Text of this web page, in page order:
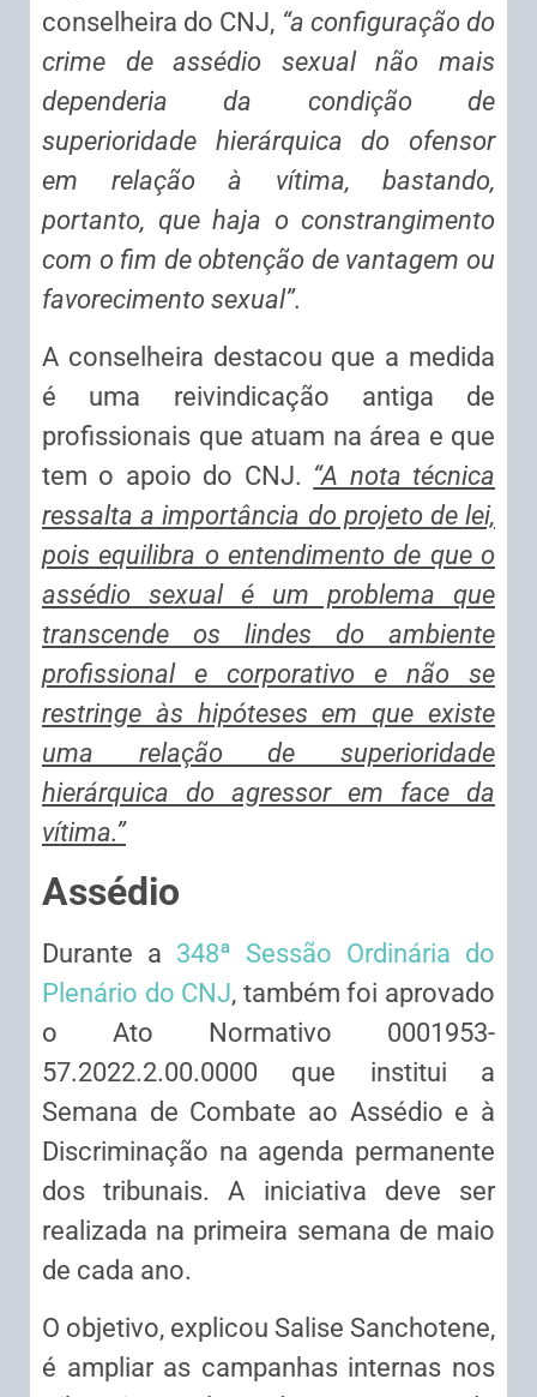
conselheira do CNJ, “a configuração do
crime de assédio sexual não mais
dependeria da condição de
superioridade hierárquica do ofensor
em relação à vítima, bastando,
portanto, que haja o constrangimento
com o fim de obtenção de vantagem ou
favorecimento sexual”.
A conselheira destacou que a medida
é uma reivindicação antiga de
profissionais que atuam na área e que
tem o apoio do CNJ. “A nota técnica
ressalta a importância do projeto de lei,
pois equilibra o entendimento de que o
assédio sexual é um problema que
transcende os lindes do ambiente
profissional e corporativo e não se
restringe às hipóteses em que existe
uma relação de superioridade
hierárquica do agressor em face da
vítima.”
Assédio
Durante a 348ª Sessão Ordinária do
Plenário do CNJ, também foi aprovado
o Ato Normativo 0001953-
57.2022.2.00.0000 que institui a
Semana de Combate ao Assédio e à
Discriminação na agenda permanente
dos tribunais. A iniciativa deve ser
realizada na primeira semana de maio
de cada ano.
O objetivo, explicou Salise Sanchotene,
é ampliar as campanhas internas nos